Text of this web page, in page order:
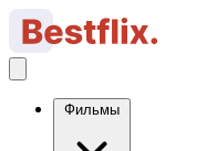
Фильмы